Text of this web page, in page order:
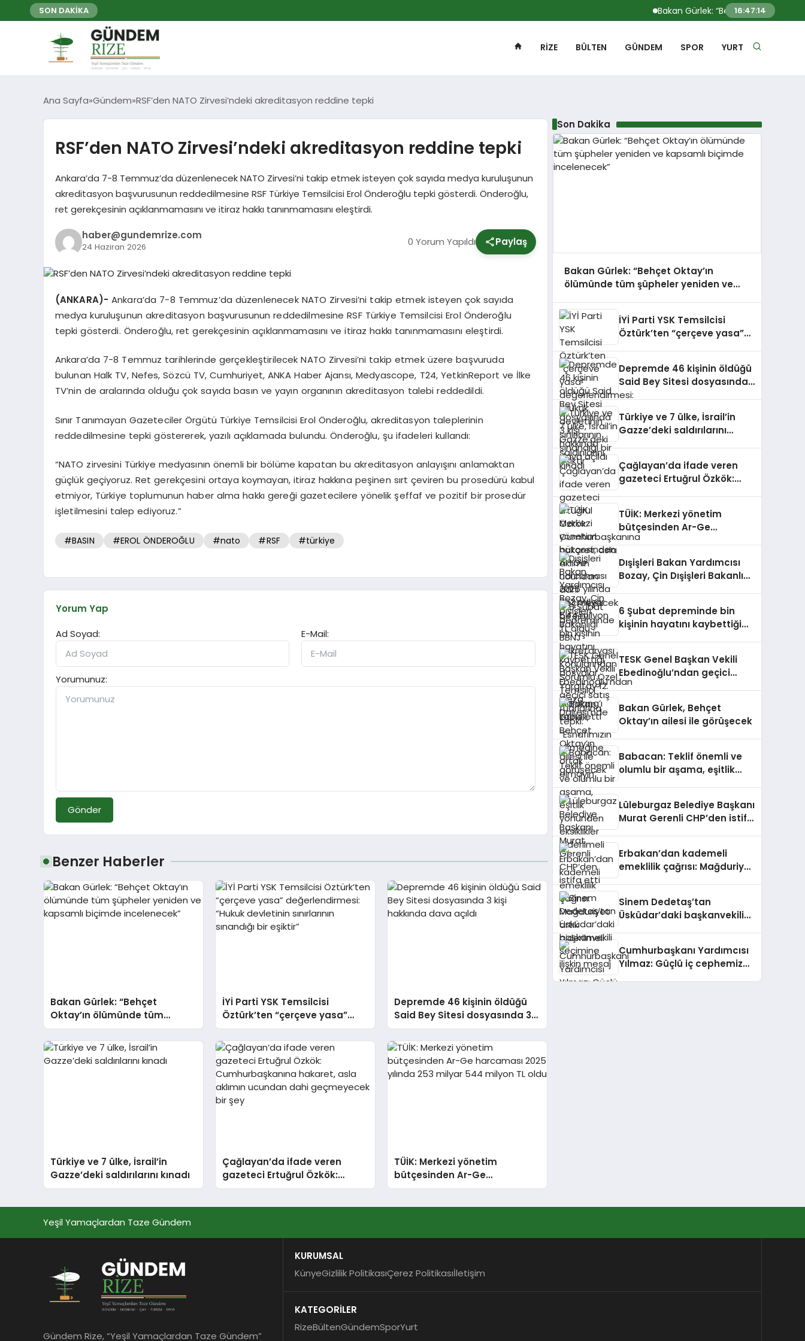
SON DAKİKA Bakan Gürlek: “Behçet Oktay’ın
16:47:14
RIZE BÜLTEN GÜNDEM SPOR YURT
Ana Sayfa Gündem RSF’den NATO Zirvesi’ndeki akreditasyon reddine tepki
RSF’den NATO Zirvesi’ndeki akreditasyon reddine tepki
Ankara’da 7-8 Temmuz’da düzenlenecek NATO Zirvesi’ni takip etmek isteyen çok sayıda medya kuruluşunun
akreditasyon başvurusunun reddedilmesine RSF Türkiye Temsilcisi Erol Önderoğlu tepki gösterdi. Önderoğlu,
ret gerekçesinin açıklanmamasını ve itiraz hakkı tanınmamasını eleştirdi.
haber@gundemrize.com
24 Haziran 2026 0 Yorum Yapıldı Paylaş
(ANKARA)- Ankara’da 7-8 Temmuz’da düzenlenecek NATO Zirvesi’ni takip etmek isteyen çok sayıda
medya kuruluşunun akreditasyon başvurusunun reddedilmesine RSF Türkiye Temsilcisi Erol Önderoğlu
tepki gösterdi. Önderoğlu, ret gerekçesinin açıklanmamasını ve itiraz hakkı tanınmamasını eleştirdi.
Ankara’da 7-8 Temmuz tarihlerinde gerçekleştirilecek NATO Zirvesi’ni takip etmek üzere başvuruda
bulunan Halk TV, Nefes, Sözcü TV, Cumhuriyet, ANKA Haber Ajansı, Medyascope, T24, YetkinReport ve İlke
TV’nin de aralarında olduğu çok sayıda basın ve yayın organının akreditasyon talebi reddedildi.
Sınır Tanımayan Gazeteciler Örgütü Türkiye Temsilcisi Erol Önderoğlu, akreditasyon taleplerinin
reddedilmesine tepki göstererek, yazılı açıklamada bulundu. Önderoğlu, şu ifadeleri kullandı:
“NATO zirvesini Türkiye medyasının önemli bir bölüme kapatan bu akreditasyon anlayışını anlamaktan
güçlük geçiyoruz. Ret gerekçesini ortaya koymayan, itiraz hakkına peşinen sırt çeviren bu prosedürü kabul
etmiyor, Türkiye toplumunun haber alma hakkı gereği gazetecilere yönelik şeffaf ve pozitif bir prosedür
işletilmesini talep ediyoruz.”
#BASIN #EROL ÖNDEROĞLU #nato #RSF #türkiye
Yorum Yap
Ad Soyad:
E-Mail:
Yorumunuz:
Gönder
Benzer Haberler
Bakan Gürlek: “Behçet
Oktay’ın ölümünde tüm
şüpheler yeniden ve kapsamlı
biçimde incelenecek”
İYİ Parti YSK Temsilcisi
Öztürk’ten “çerçeve yasa”
değerlendirmesi: “Hukuk
devletinin sınırlarının sınandığı
bir eşiktir”
Depremde 46 kişinin öldüğü
Said Bey Sitesi dosyasında 3
kişi hakkında dava açıldı
Türkiye ve 7 ülke, İsrail’in
Gazze’deki saldırılarını kınadı
Çağlayan’da ifade veren
gazeteci Ertuğrul Özkök:
Cumhurbaşkanına hakaret,
TÜİK: Merkezi yönetim
bütçesinden Ar-Ge
harcaması 2025 yılında 253
Son Dakika
Bakan Gürlek: “Behçet Oktay’ın
ölümünde tüm şüpheler yeniden ve
İYİ Parti YSK Temsilcisi
Öztürk’ten “çerçeve yasa”
sınandığı bir eşiktir”
Depremde 46 kişinin öldüğü
Said Bey Sitesi dosyasında
3 kişi hakkında dava açıldı
Türkiye ve 7 ülke, İsrail’in
Gazze’deki saldırılarını
Çağlayan’da ifade veren
gazeteci Ertuğrul Özkök:
geçmeyecek bir şey
TÜİK: Merkezi yönetim
bütçesinden Ar-Ge
harcaması 2025 yılında 253
Dışişleri Bakan Yardımcısı
Bozay, Çin Dışişleri Bakanlığı
Temsilci Xianliang’ı kabul
etti
6 Şubat depreminde bin
kişinin hayatını kaybettiği
TESK Genel Başkan Vekili
Ebedinoğlu’ndan geçici
satış fuarlarına tepki:
olmayın”
Bakan Gürlek, Behçet
Oktay’ın ailesi ile görüşecek
Babacan: Teklif önemli ve
olumlu bir aşama, eşitlik
Lüleburgaz Belediye Başkanı
Murat Gerenli CHP’den istifa
Erbakan’dan kademeli
emeklilik çağrısı: Mağduriyet
Sinem Dedetaş’tan
Üsküdar’daki başkanvekili
Cumhurbaşkanı Yardımcısı
Yılmaz: Güçlü iç cephemiz
Yeşil Yamaçlardan Taze Gündem
Gündem Rize, “Yeşil Yamaçlardan Taze Gündem”
KURUMSAL
KünyeGizlilik PolitikasıÇerez Politikasıİletişim
KATEGORİLER
RizeBültenGündemSporYurt